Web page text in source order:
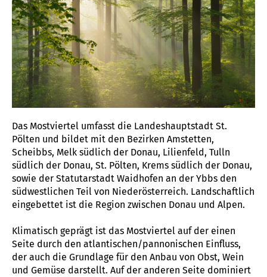
Das Mostviertel umfasst die Landeshauptstadt St.
Pölten und bildet mit den Bezirken Amstetten,
Scheibbs, Melk südlich der Donau, Lilienfeld, Tulln
südlich der Donau, St. Pölten, Krems südlich der Donau,
sowie der Statutarstadt Waidhofen an der Ybbs den
südwestlichen Teil von Niederösterreich. Landschaftlich
eingebettet ist die Region zwischen Donau und Alpen.
Klimatisch geprägt ist das Mostviertel auf der einen
Seite durch den atlantischen/pannonischen Einfluss,
der auch die Grundlage für den Anbau von Obst, Wein
und Gemüse darstellt. Auf der anderen Seite dominiert